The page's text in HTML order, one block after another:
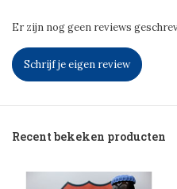
Er zijn nog geen reviews
Schrijf je eigen review
Recent bekeken producten